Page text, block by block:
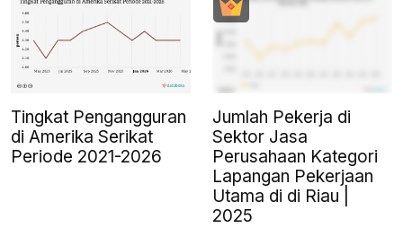
Tingkat Pengangguran
di Amerika Serikat
Periode 2021-2026
Jumlah Pekerja di
Sektor Jasa
Perusahaan Kategori
Lapangan Pekerjaan
Utama di di Riau |
2025